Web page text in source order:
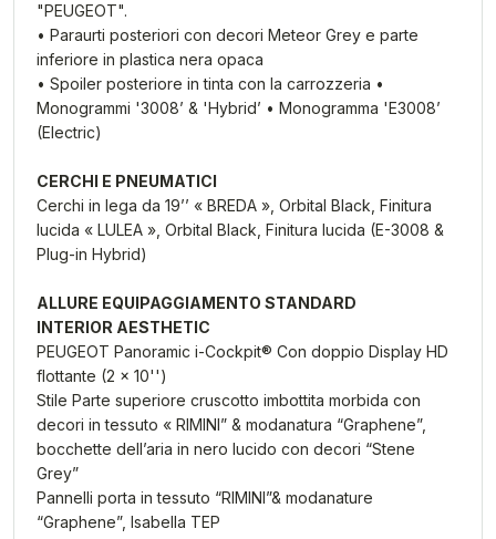
"PEUGEOT".
• Paraurti posteriori con decori Meteor Grey e parte
inferiore in plastica nera opaca
• Spoiler posteriore in tinta con la carrozzeria •
Monogrammi '3008’ & 'Hybrid’ • Monogramma 'E3008’
(Electric)
CERCHI E PNEUMATICI
Cerchi in lega da 19’’ « BREDA », Orbital Black, Finitura
lucida « LULEA », Orbital Black, Finitura lucida (E-3008 &
Plug-in Hybrid)
ALLURE EQUIPAGGIAMENTO STANDARD
INTERIOR AESTHETIC
PEUGEOT Panoramic i-Cockpit® Con doppio Display HD
flottante (2 x 10'')
Stile Parte superiore cruscotto imbottita morbida con
decori in tessuto « RIMINI” & modanatura “Graphene”,
bocchette dell’aria in nero lucido con decori “Stene
Grey”
Pannelli porta in tessuto “RIMINI”& modanature
“Graphene”, Isabella TEP